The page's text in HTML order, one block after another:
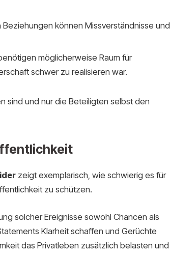
Beziehungen können Missverständnisse und
möglicherweise Raum für
schwer zu realisieren war.
sind und nur die Beteiligten selbst den
zeigt exemplarisch, wie schwierig es für
zu schützen.
solcher Ereignisse sowohl Chancen als
Klarheit schaffen und Gerüchte
das Privatleben zusätzlich belasten und